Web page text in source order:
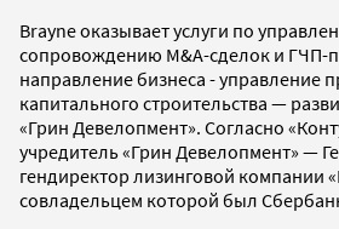
Brayne оказывает услуги по
сопровождению M&A-сделок и ГЧП-
направление бизнеса - управление
капитального строительства —
«Грин Девелопмент». Согласно
учредитель «Грин Девелопмент» —
гендиректор лизинговой компании
совладельцем которой был